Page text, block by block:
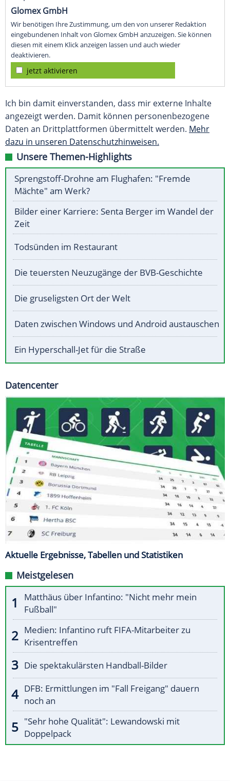
Glomex GmbH
Wir benötigen Ihre Zustimmung, um den von unserer Redaktion
eingebundenen Inhalt von Glomex GmbH anzuzeigen. Sie können
diesen mit einem Klick anzeigen lassen und auch wieder
deaktivieren.
jetzt aktivieren
Ich bin damit einverstanden, dass mir externe Inhalte
angezeigt werden. Damit können personenbezogene
Daten an Drittplattformen übermittelt werden. Mehr
dazu in unseren Datenschutzhinweisen.
Unsere Themen-Highlights
Sprengstoff-Drohne am Flughafen: "Fremde
Mächte" am Werk?
Bilder einer Karriere: Senta Berger im Wandel der
Zeit
Todsünden im Restaurant
Die teuersten Neuzugänge der BVB-Geschichte
Die gruseligsten Ort der Welt
Daten zwischen Windows und Android austauschen
Ein Hyperschall-Jet für die Straße
Datencenter
Aktuelle Ergebnisse, Tabellen und Statistiken
Meistgelesen
Matthäus über Infantino: "Nicht mehr mein
Fußball"
Medien: Infantino ruft FIFA-Mitarbeiter zu
Krisentreffen
Die spektakulärsten Handball-Bilder
DFB: Ermittlungen im "Fall Freigang" dauern
noch an
"Sehr hohe Qualität": Lewandowski mit
Doppelpack